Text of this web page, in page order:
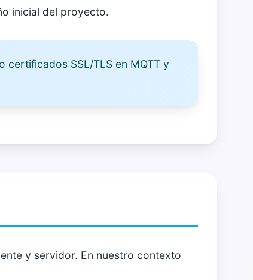
inicial del proyecto.
certificados SSL/TLS en MQTT y
y servidor. En nuestro contexto